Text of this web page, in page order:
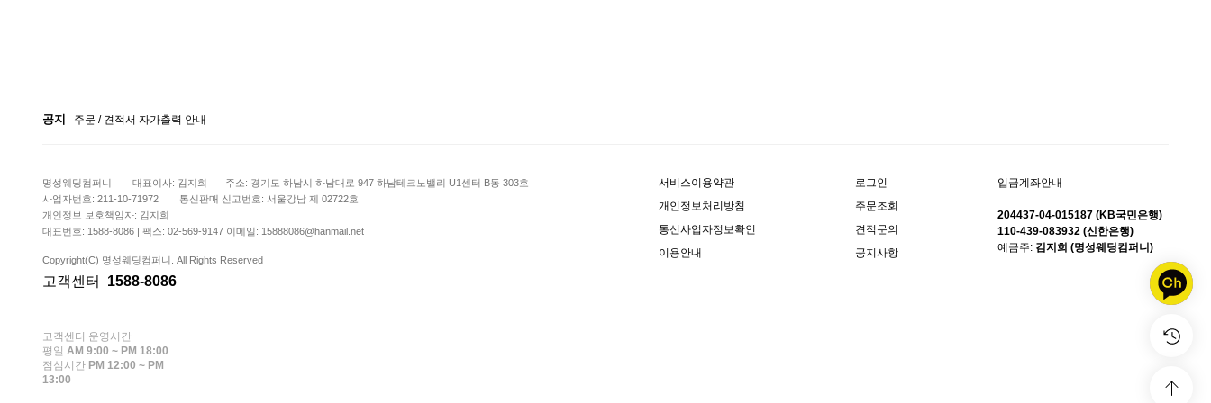
공지 배송관련 유의사항 안내
명성웨딩컴퍼니 대표이사: 김지희
주소: 경기도 하남시 하남대로 947 하남테크노밸리 U1센터 B동 303호
사업자번호: 211-10-71972
통신판매 신고번호: 서울강남 제 02722호
개인정보 보호책임자: 김지희
대표번호: 1588-8086 | 팩스: 02-569-9147 이메일: 15888086@hanmail.net
Copyright(C) 명성웨딩컴퍼니. All Rights Reserved
서비스이용약관
개인정보처리방침
통신사업자정보확인
이용안내
로그인
주문조회
견적문의
공지사항
입금계좌안내
204437-04-015187 (KB국민은행)
110-439-083932 (신한은행)
예금주: 김지희 (명성웨딩컴퍼니)
고객센터 1588-8086
고객센터 운영시간
평일 AM 9:00 ~ PM 18:00
점심시간 PM 12:00 ~ PM
13:00